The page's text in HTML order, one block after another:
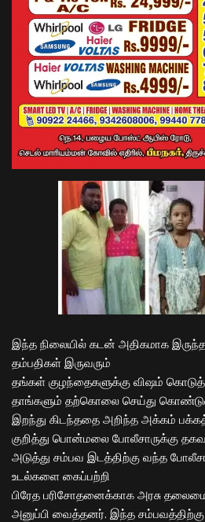
இந்த நிலையில் கடன் அதிகமாக இருந்த
தம்பதிகள் இருவரும்
தங்கள் குழந்தைகளுக்கு விஷம்
தாங்களும் தற்கொலை செய்து
இறந்து கிடந்ததை அறிந்த அக்கம்
குறித்து பொன்மலை போலீசாருக்கு
அடுத்து சம்பவ இடத்திற்கு வந்த
உடல்களை கைப்பற்றி
பிரேத பரிசோதனைக்காக அரசு
அனுப்பி வைத்தனர். இந்த